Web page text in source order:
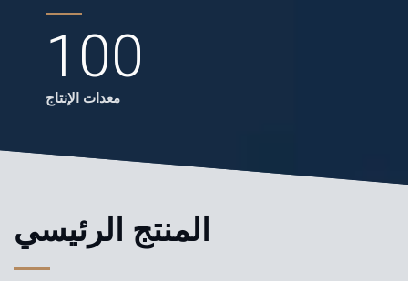
100
معدات الإنتاج
المنتج الرئيسي